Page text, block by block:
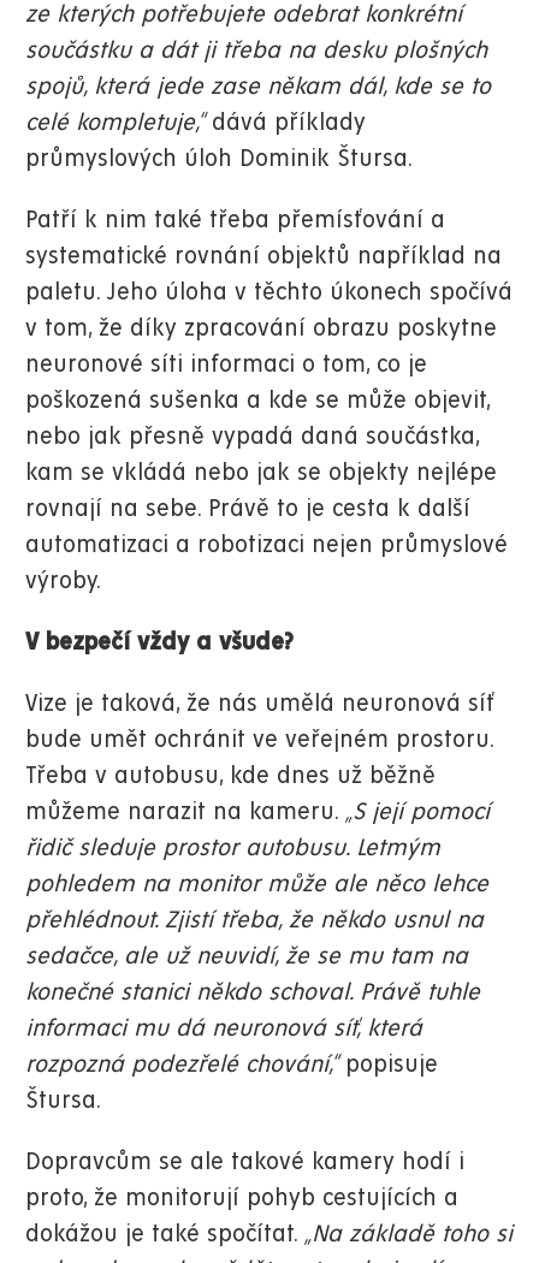
ze kterých potřebujete odebrat konkrétní
součástku a dát ji třeba na desku plošných
spojů, která jede zase někam dál, kde se to
celé kompletuje,“dává příklady
průmyslových úloh Dominik Štursa.
Patří k nim také třeba přemísťování a
systematické rovnání objektů například na
paletu. Jeho úloha v těchto úkonech spočívá
v tom, že díky zpracování obrazu poskytne
neuronové síti informaci o tom, co je
poškozená sušenka a kde se může objevit,
nebo jak přesně vypadá daná součástka,
kam se vkládá nebo jak se objekty nejlépe
rovnají na sebe. Právě to je cesta k další
automatizaci a robotizaci nejen průmyslové
výroby.
V bezpečí vždy a všude?
Vize je taková, že nás umělá neuronová síť
bude umět ochránit ve veřejném prostoru.
Třeba v autobusu, kde dnes už běžně
můžeme narazit na kameru. „S její pomocí
řidič sleduje prostor autobusu. Letmým
pohledem na monitor může ale něco lehce
přehlédnout. Zjistí třeba, že někdo usnul na
sedačce, ale už neuvidí, že se mu tam na
konečné stanici někdo schoval. Právě tuhle
informaci mu dá neuronová síť, která
rozpozná podezřelé chování,“popisuje
Štursa.
Dopravcům se ale takové kamery hodí i
proto, že monitorují pohyb cestujících a
dokážou je také spočítat. „Na základě toho si